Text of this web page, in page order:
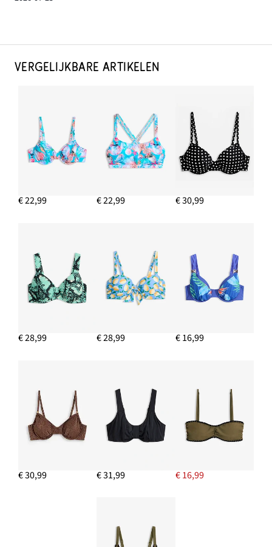
VERGELIJKBARE ARTIKELEN
€ 22,99 € 22,99 € 30,99
€ 28,99 € 28,99 € 16,99
€ 30,99 € 31,99 € 16,99